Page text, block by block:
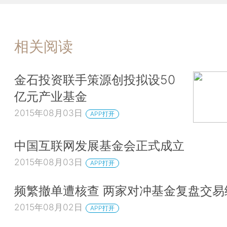
相关阅读
金石投资联手策源创投拟设50
亿元产业基金
2015年08月03日 APP打开
中国互联网发展基金会正式成立
2015年08月03日 APP打开
频繁撤单遭核查 两家对冲基金复盘交
2015年08月02日 APP打开